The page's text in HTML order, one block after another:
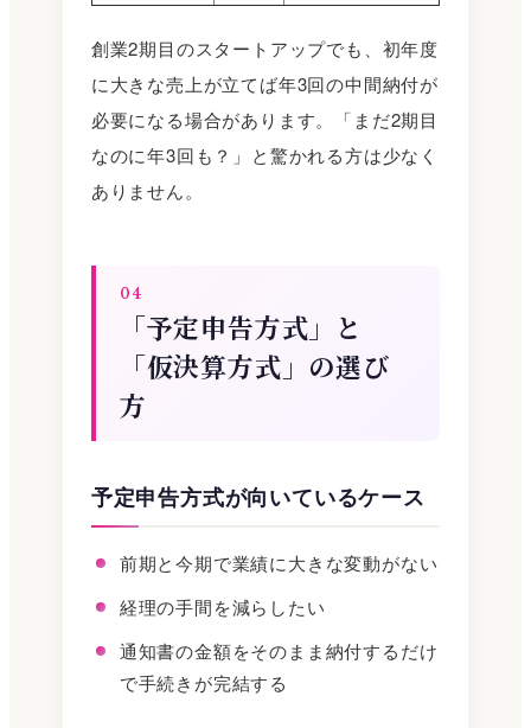
創業2期目のスタートアップでも、初年度
に大きな売上が立てば年3回の中間納付が
必要になる場合があります。「まだ2期目
なのに年3回も？」と驚かれる方は少なく
ありません。
04
「予定申告方式」と
「仮決算方式」の選び
方
予定申告方式が向いているケース
前期と今期で業績に大きな変動がない
経理の手間を減らしたい
通知書の金額をそのまま納付するだけ
で手続きが完結する